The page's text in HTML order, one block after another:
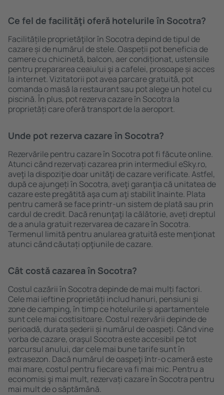
Ce fel de facilităţi oferă hotelurile în Socotra?
Facilitățile proprietăţilor în Socotra depind de tipul de
cazare și de numărul de stele. Oaspeții pot beneficia de
camere cu chicinetă, balcon, aer condiționat, ustensile
pentru prepararea ceaiului şi a cafelei, prosoape și acces
la internet. Vizitatorii pot avea parcare gratuită, pot
comanda o masă la restaurant sau pot alege un hotel cu
piscină. În plus, pot rezerva cazare în Socotra la
proprietăți care oferă transport de la aeroport.
Unde pot rezerva cazare în Socotra?
Rezervările pentru cazare în Socotra pot fi făcute online.
Atunci când rezervați cazarea prin intermediul eSky.ro,
aveţi la dispoziţie doar unităţi de cazare verificate. Astfel,
după ce ajungeți în Socotra, aveţi garanţia că unitatea de
cazare este pregătită aşa cum aţi stabilit ȋnainte. Plata
pentru cameră se face printr-un sistem de plată sau prin
cardul de credit. Dacă renunţaţi la călătorie, aveți dreptul
de a anula gratuit rezervarea de cazare în Socotra.
Termenul limită pentru anularea gratuită este menţionat
atunci când căutați opţiunile de cazare.
Cât costă cazarea în Socotra?
Costul cazării în Socotra depinde de mai mulți factori.
Cele mai ieftine proprietăți includ hanuri, pensiuni și
zone de camping, în timp ce hotelurile și apartamentele
sunt cele mai costisitoare. Costul rezervării depinde de
perioadă, durata șederii și numărul de oaspeți. Când vine
vorba de cazare, oraşul Socotra este accesibil pe tot
parcursul anului, dar cele mai bune tarife sunt în
extrasezon. Dacă numărul de oaspeţi ȋntr-o cameră este
mai mare, costul pentru fiecare va fi mai mic. Pentru a
economisi şi mai mult, rezervați cazare în Socotra pentru
mai mult de o săptămână.